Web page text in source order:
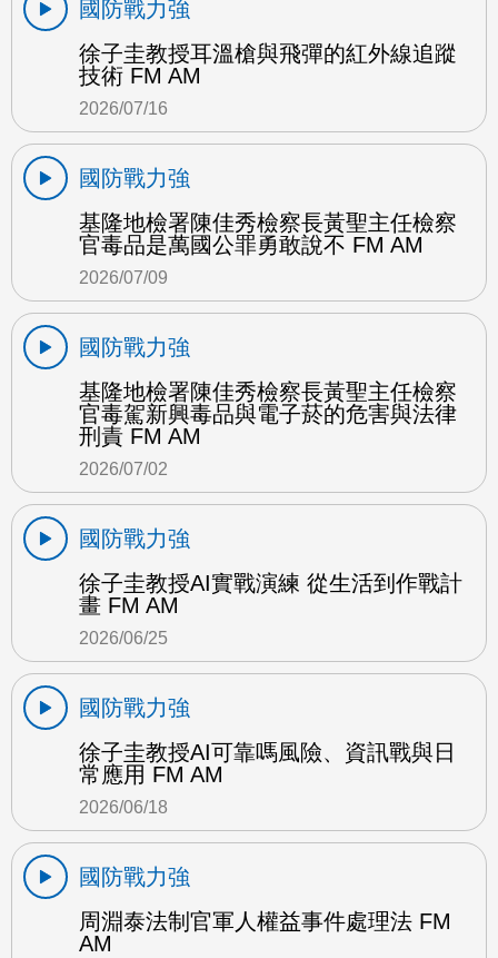
國防戰力強
徐子圭教授耳溫槍與飛彈的紅外線追蹤
技術 FM AM
2026/07/16
國防戰力強
基隆地檢署陳佳秀檢察長黃聖主任檢察
官毒品是萬國公罪勇敢說不 FM AM
2026/07/09
國防戰力強
基隆地檢署陳佳秀檢察長黃聖主任檢察
官毒駕新興毒品與電子菸的危害與法律
刑責 FM AM
2026/07/02
國防戰力強
徐子圭教授AI實戰演練 從生活到作戰計
畫 FM AM
2026/06/25
國防戰力強
徐子圭教授AI可靠嗎風險、資訊戰與日
常應用 FM AM
2026/06/18
國防戰力強
周淵泰法制官軍人權益事件處理法 FM
AM